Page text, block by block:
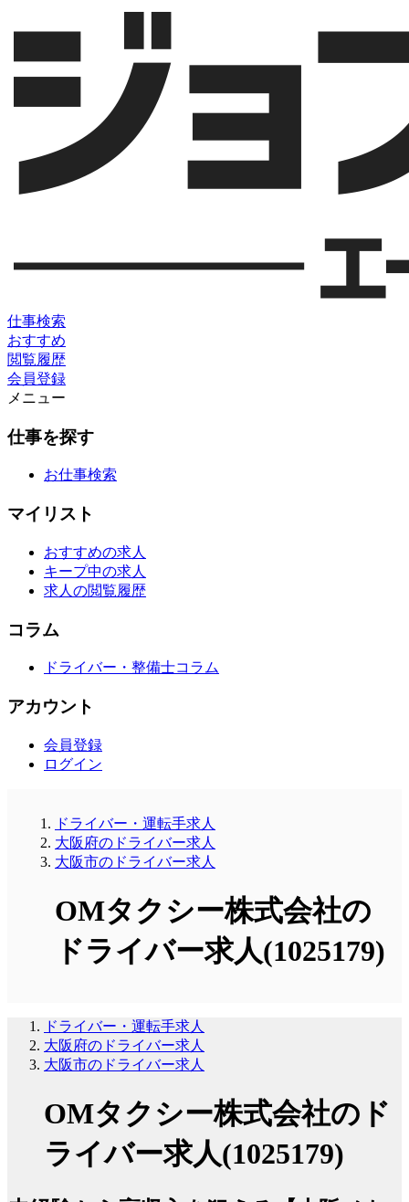
仕事検索
おすすめ
閲覧履歴
会員登録
メニュー
仕事を探す
お仕事検索
マイリスト
おすすめの求人
キープ中の求人
求人の閲覧履歴
コラム
ドライバー・整備士コラム
アカウント
会員登録
ログイン
ドライバー・運転手求人
大阪府のドライバー求人
大阪市のドライバー求人
OMタクシー株式会社の
ドライバー求人(1025179)
ドライバー・運転手求人
大阪府のドライバー求人
大阪市のドライバー求人
OMタクシー株式会社のド
ライバー求人(1025179)